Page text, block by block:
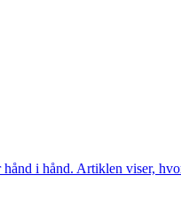
i hånd. Artiklen viser,